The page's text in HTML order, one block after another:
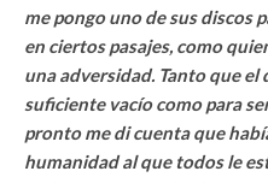
me pongo uno de sus discos
en ciertos pasajes, como
una adversidad. Tanto que el
suficiente vacío como para
pronto me di cuenta que
humanidad al que todos le